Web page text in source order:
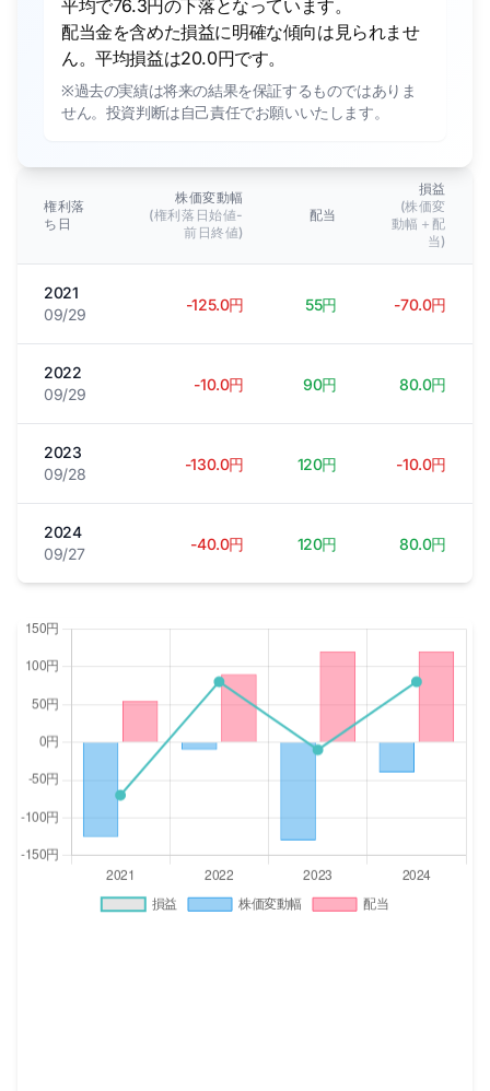
平均で76.3円の下落となっています。
配当金を含めた損益に明確な傾向は見られませ
ん。平均損益は20.0円です。
※過去の実績は将来の結果を保証するものではありま
せん。投資判断は自己責任でお願いいたします。
権利落
ち日
株価変動幅
(権利落日始値-
前日終値)
配当
損益
(株価変
動幅＋配
当)
2021
09/29
-125.0円 55円 -70.0円
2022
09/29
-10.0円 90円 80.0円
2023
09/28
-130.0円 120円 -10.0円
2024
09/27
-40.0円 120円 80.0円